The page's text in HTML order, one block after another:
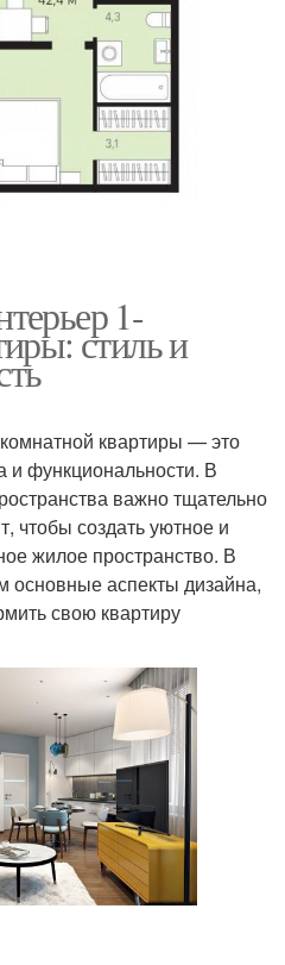
1-
стиль и
квартиры — это
и функциональности. В
важно тщательно
чтобы создать уютное и
жилое пространство. В
основные аспекты дизайна,
свою квартиру